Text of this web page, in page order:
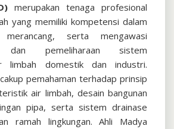
merupakan tenaga profesional
yang memiliki kompetensi dalam
merancang, serta mengawasi
dan pemeliharaan sistem
limbah domestik dan industri.
pemahaman terhadap prinsip
air limbah, desain bangunan
pipa, serta sistem drainase
ramah lingkungan. Ahli Madya